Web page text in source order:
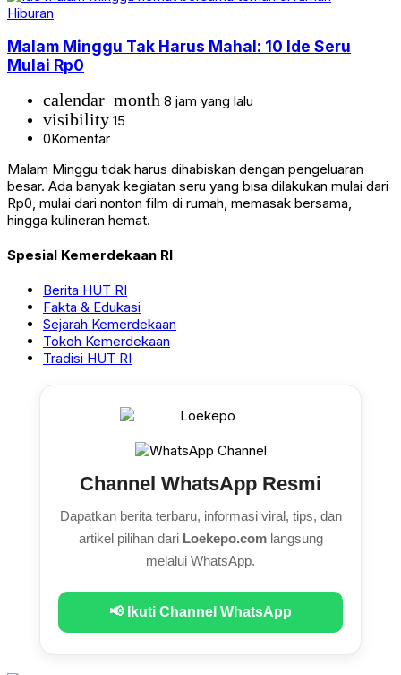
Hiburan
Malam Minggu Tak Harus Mahal: 10 Ide Seru
Mulai Rp0
calendar_month 8 jam yang lalu
visibility 15
0Komentar
Malam Minggu tidak harus dihabiskan dengan pengeluaran
besar. Ada banyak kegiatan seru yang bisa dilakukan mulai dari
Rp0, mulai dari nonton film di rumah, memasak bersama,
hingga kulineran hemat.
Spesial Kemerdekaan RI
Berita HUT RI
Fakta & Edukasi
Sejarah Kemerdekaan
Tokoh Kemerdekaan
Tradisi HUT RI
Channel WhatsApp Resmi
Dapatkan berita terbaru, informasi viral, tips, dan
artikel pilihan dari Loekepo.comlangsung
melalui WhatsApp.
📢 Ikuti Channel WhatsApp